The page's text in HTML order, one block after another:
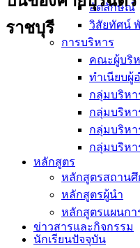
อัตลักษณ์
วิสัยทัศน์
การบริหาร
คณะผู้บริ
ทำเนียบผู้
กลุ่มบริหา
กลุ่มบริห
กลุ่มบริห
กลุ่มบริหา
หลักสูตร
หลักสูตรสถานศึ
หลักสูตรผู้นำ
หลักสูตรแผนกา
ข่าวสารและกิจกรรม
นักเรียนปัจจุบัน
ราชบุรี